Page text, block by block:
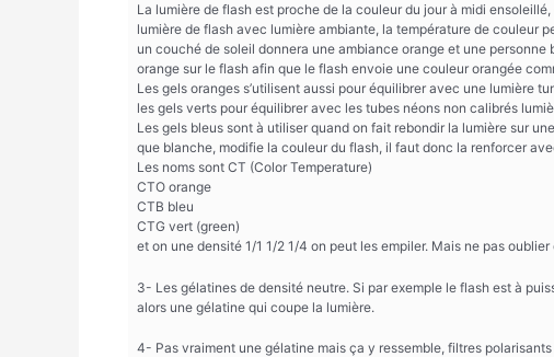
La lumière de flash est proche de la couleur du jour à midi
lumière de flash avec lumière ambiante, la température de couleur
un couché de soleil donnera une ambiance orange et une
orange sur le flash afin que le flash envoie une couleur orangée
Les gels oranges s’utilisent aussi pour équilibrer avec une lumière
les gels verts pour équilibrer avec les tubes néons non calibrés
Les gels bleus sont à utiliser quand on fait rebondir la lumière sur
que blanche, modifie la couleur du flash, il faut donc la renforcer
Les noms sont CT (Color Temperature)
CTO orange
CTB bleu
CTG vert (green)
et on une densité 1/1 1/2 1/4 on peut les empiler. Mais ne pas oublier
3- Les gélatines de densité neutre. Si par exemple le flash est à
alors une gélatine qui coupe la lumière.
4- Pas vraiment une gélatine mais ça y ressemble, filtres